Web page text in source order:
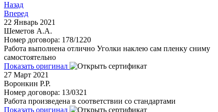
Назад
Вперед
22 Январь 2021
Шеметов А.А.
Номер договора: 178/1220
Работа выполнена отлично Уголки наклею сам пленку сниму
самостоятельно
Показать оригинал
27 Март 2021
Воронкин Р.Р.
Номер договора: 13/0321
Работа произведена в соответствии со стандартами
Показать оригинал